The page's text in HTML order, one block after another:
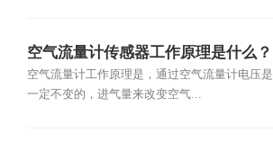
空气流量计传感器工作原理是什么？
空气流量计工作原理是，通过空气流量计电压是
一定不变的，进气量来改变空气...